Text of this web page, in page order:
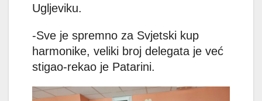
Ugljeviku.
-Sve je spremno za Svjetski kup
harmonike, veliki broj delegata je već
stigao-rekao je Patarini.